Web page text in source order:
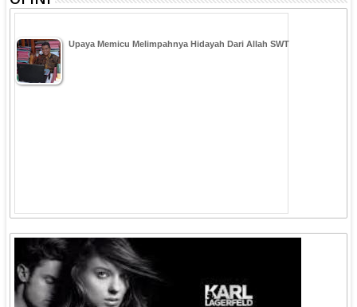
Upaya Memicu Melimpahnya Hidayah Dari Allah SWT